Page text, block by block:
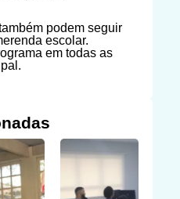
podem seguir
escolar.
em todas as